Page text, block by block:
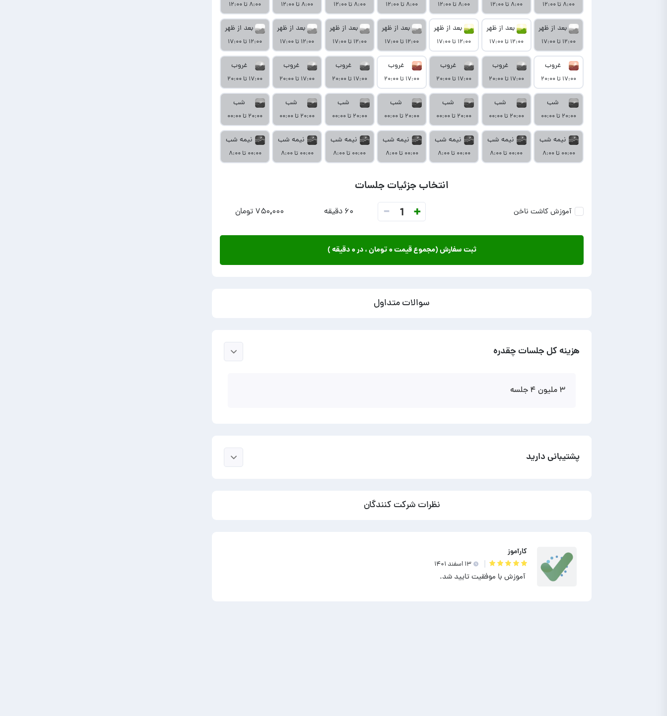
۸:۰۰ تا ۱۲:۰۰
بعد از ظهر
۱۲:۰۰ تا ۱۷:۰۰
غروب
۱۷:۰۰ تا ۲۰:۰۰
شب
۲۰:۰۰ تا ۰۰:۰۰
نیمه شب
۰۰:۰۰ تا ۸:۰۰
۸:۰۰ تا ۱۲:۰۰
بعد از ظهر
۱۲:۰۰ تا ۱۷:۰۰
غروب
۱۷:۰۰ تا ۲۰:۰۰
شب
۲۰:۰۰ تا ۰۰:۰۰
نیمه شب
۰۰:۰۰ تا ۸:۰۰
۸:۰۰ تا ۱۲:۰۰
بعد از ظهر
۱۲:۰۰ تا ۱۷:۰۰
غروب
۱۷:۰۰ تا ۲۰:۰۰
شب
۲۰:۰۰ تا ۰۰:۰۰
نیمه شب
۰۰:۰۰ تا ۸:۰۰
۸:۰۰ تا ۱۲:۰۰
بعد از ظهر
۱۲:۰۰ تا ۱۷:۰۰
غروب
۱۷:۰۰ تا ۲۰:۰۰
شب
۲۰:۰۰ تا ۰۰:۰۰
نیمه شب
۰۰:۰۰ تا ۸:۰۰
۸:۰۰ تا ۱۲:۰۰
بعد از ظهر
۱۲:۰۰ تا ۱۷:۰۰
غروب
۱۷:۰۰ تا ۲۰:۰۰
شب
۲۰:۰۰ تا ۰۰:۰۰
نیمه شب
۰۰:۰۰ تا ۸:۰۰
۸:۰۰ تا ۱۲:۰۰
بعد از ظهر
۱۲:۰۰ تا ۱۷:۰۰
غروب
۱۷:۰۰ تا ۲۰:۰۰
شب
۲۰:۰۰ تا ۰۰:۰۰
نیمه شب
۰۰:۰۰ تا ۸:۰۰
۸:۰۰ تا ۱۲:۰۰
بعد از ظهر
۱۲:۰۰ تا ۱۷:۰۰
غروب
۱۷:۰۰ تا ۲۰:۰۰
شب
۲۰:۰۰ تا ۰۰:۰۰
نیمه شب
۰۰:۰۰ تا ۸:۰۰
انتخاب جزئیات جلسات
آموزش کاشت ناخن +
1
- ۶۰ دقیقه ۷۵۰,۰۰۰ تومان
ثبت سفارش (مجموع قیمت۰ تومان ، در۰ دقیقه )
سوالات متداول
هزینه کل جلسات چقدره
۳ ملیون ۴ جلسه
پشتیبانی دارید
نظرات شرکت کنندگان
کارآموز
۱۳ اسفند ۱۴۰۱
آموزش با موفقیت تایید شد.